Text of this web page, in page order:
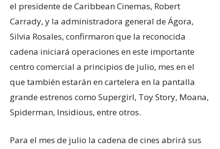
el presidente de Caribbean Cinemas, Robert
Carrady, y la administradora general de Ágora,
Silvia Rosales, confirmaron que la reconocida
cadena iniciará operaciones en este importante
centro comercial a principios de julio, mes en el
que también estarán en cartelera en la pantalla
grande estrenos como Supergirl, Toy Story, Moana,
Spiderman, Insidious, entre otros.
Para el mes de julio la cadena de cines abrirá sus